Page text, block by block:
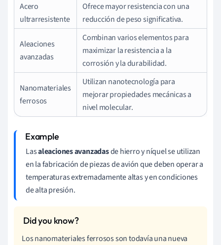
Acero
ultrarresistente
Ofrece mayor resistencia con una
reducción de peso significativa.
Aleaciones
avanzadas
Combinan varios elementos para
maximizar la resistencia a la
corrosión y la durabilidad.
Nanomateriales
ferrosos
Utilizan nanotecnología para
mejorar propiedades mecánicas a
nivel molecular.
Lasaleaciones avanzadasde hierro y níquel se utilizan
en la fabricación de piezas de avión que deben operar a
temperaturas extremadamente altas y en condiciones
de alta presión.
Los nanomateriales ferrosos son todavía una nueva